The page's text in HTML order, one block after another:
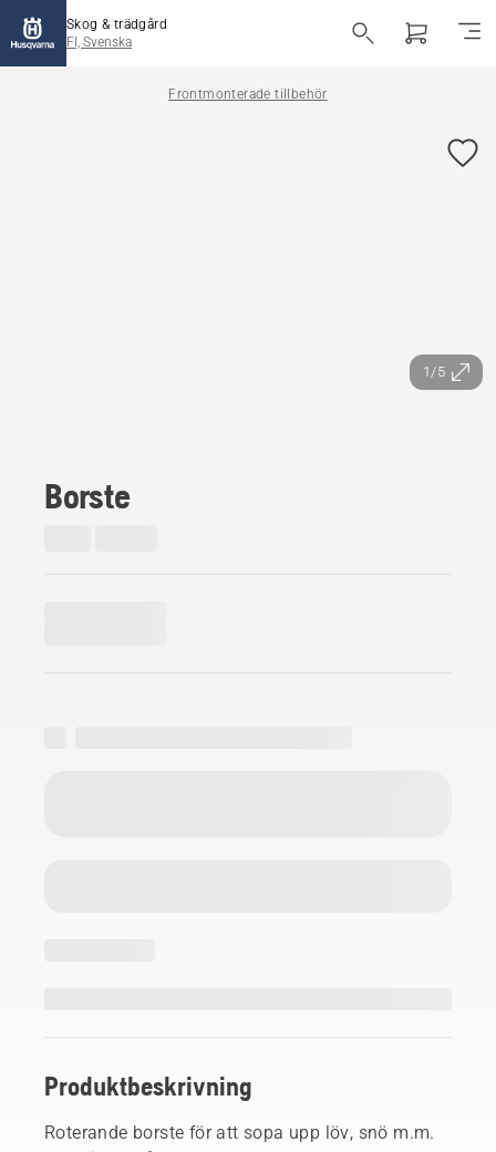
Skog & trädgård
FI, Svenska
Frontmonterade tillbehör
1/5
Borste
Produktbeskrivning
Roterande borste för att sopa upp löv, snö m.m.